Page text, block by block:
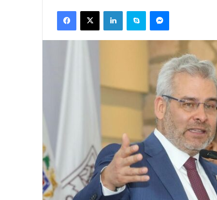
Facebook
X LinkedInSkype Messenger